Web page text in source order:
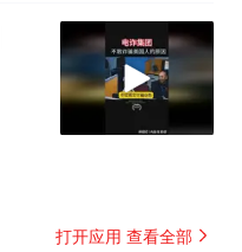
打开应用 查看全部